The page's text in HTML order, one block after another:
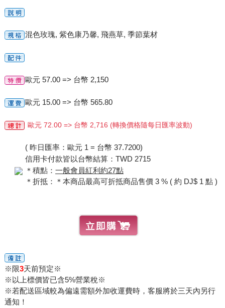
混色玫瑰, 紫色康乃馨, 飛燕草, 季節葉材
歐元 57.00 => 台幣 2,150
歐元 15.00 => 台幣 565.80
歐元 72.00 => 台幣 2,716 (轉換價格隨每日匯率波動)
( 昨日匯率：歐元 1 = 台幣 37.7200)
信用卡付款皆以台幣結算：TWD 2715
＊積點： 一般會員紅利約27點
＊折抵：＊本商品最高可折抵商品售價 3 % ( 約 DJ$ 1 點 )
※限3天前預定※
※以上標價皆已含5%營業稅※
※若配送區域較為偏遠需額外加收運費時，客服將於三天內另行
通知！